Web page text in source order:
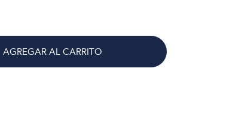
AGREGAR AL CARRITO